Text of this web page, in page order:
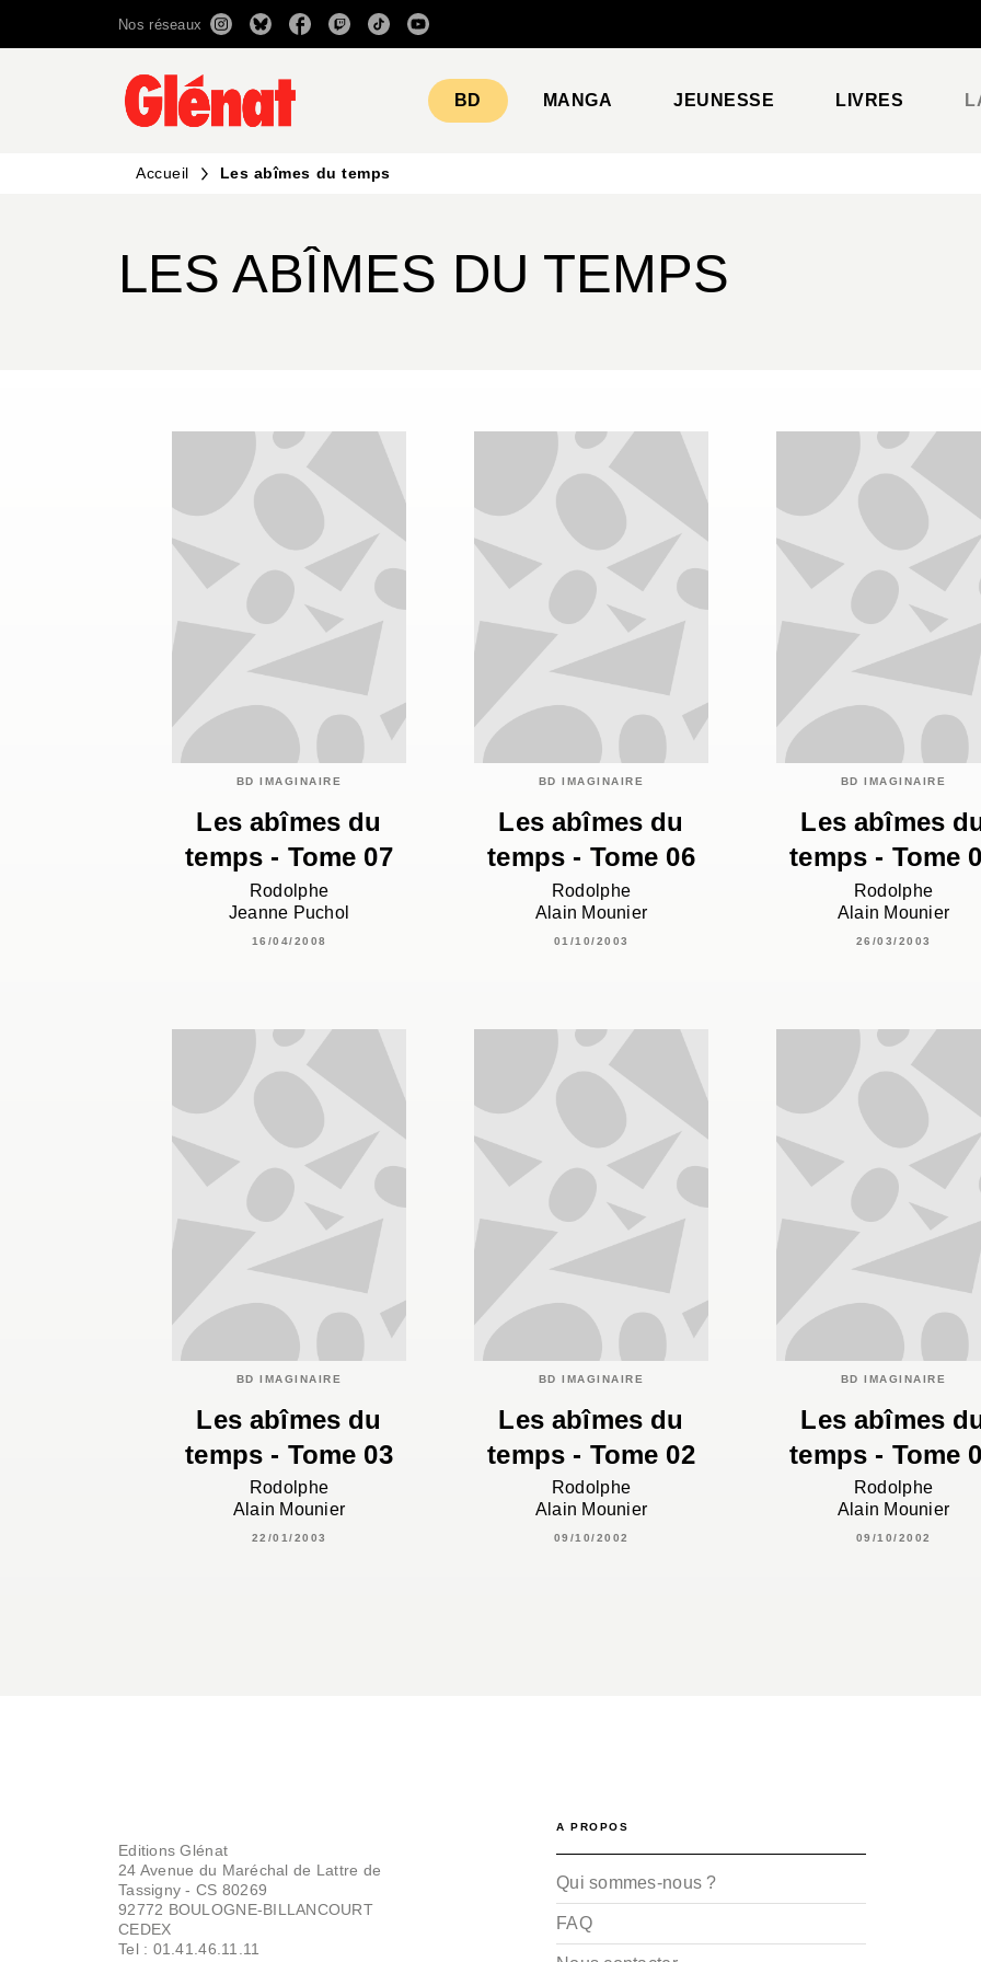
RECHERCHE CONTENU
Nos réseaux
BD MANGA JEUNESSE LIVRES
Accueil Les abîmes du temps
LES ABÎMES DU TEMPS
BD IMAGINAIRE
Les abîmes du
temps - Tome 07
Rodolphe
Jeanne Puchol
16/04/2008
BD IMAGINAIRE
Les abîmes du
temps - Tome 06
Rodolphe
Alain Mounier
01/10/2003
BD IMAGINAIRE
Les abîmes
temps - Tome
Rodolphe
Alain Mounier
26/03/2003
BD IMAGINAIRE
Les abîmes du
temps - Tome 03
Rodolphe
Alain Mounier
22/01/2003
BD IMAGINAIRE
Les abîmes du
temps - Tome 02
Rodolphe
Alain Mounier
09/10/2002
BD IMAGINAIRE
Les abîmes
temps - Tome
Rodolphe
Alain Mounier
09/10/2002
Editions Glénat
24 Avenue du Maréchal de Lattre de
Tassigny - CS 80269
92772 BOULOGNE-BILLANCOURT
CEDEX
Tel : 01.41.46.11.11
A PROPOS
Qui sommes-nous ?
FAQ